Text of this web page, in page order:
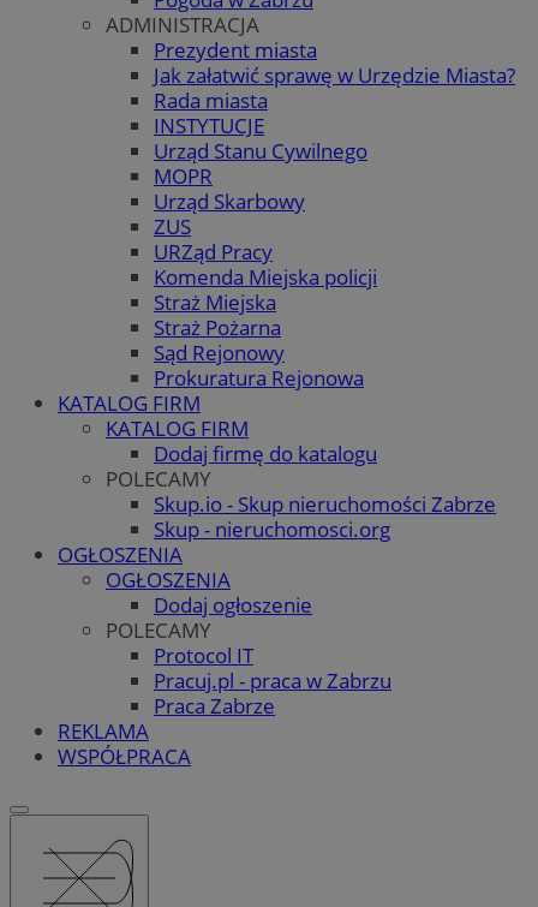
ADMINISTRACJA
Prezydent miasta
Jak załatwić sprawę w Urzędzie Miasta?
Rada miasta
INSTYTUCJE
Urząd Stanu Cywilnego
MOPR
Urząd Skarbowy
ZUS
URZąd Pracy
Komenda Miejska policji
Straż Miejska
Straż Pożarna
Sąd Rejonowy
Prokuratura Rejonowa
KATALOG FIRM
KATALOG FIRM
Dodaj firmę do katalogu
POLECAMY
Skup.io - Skup nieruchomości Zabrze
Skup - nieruchomosci.org
OGŁOSZENIA
OGŁOSZENIA
Dodaj ogłoszenie
POLECAMY
Protocol IT
Pracuj.pl - praca w Zabrzu
Praca Zabrze
REKLAMA
WSPÓŁPRACA